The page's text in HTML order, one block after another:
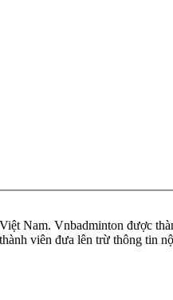
Nam. Vnbadminton được
viên đưa lên trừ thông tin